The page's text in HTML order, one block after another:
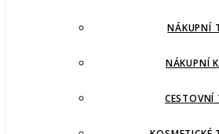
NÁKUPNÍ
NÁKUPNÍ
CESTOVNÍ